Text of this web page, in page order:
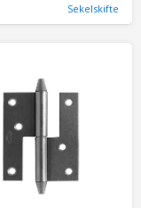
Sekelskifte